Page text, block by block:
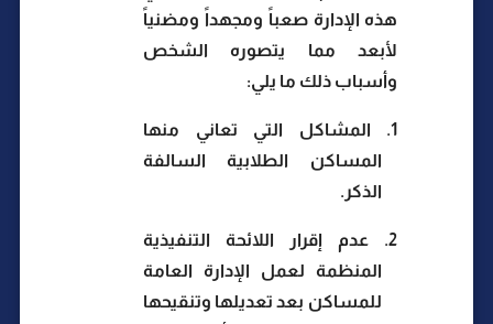
هذه الإدارة صعباً ومجهداً ومضنياً
لأبعد مما يتصوره الشخص
وأسباب ذلك ما يلي:
1.
المشاكل التي تعاني منها
المساكن الطلابية السالفة
الذكر.
2.
عدم إقرار اللائحة التنفيذية
المنظمة لعمل الإدارة العامة
للمساكن بعد تعديلها وتنقيحها